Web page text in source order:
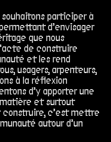
participer à
d’envisager
que nous
de construire
et les rend
usagers, arpenteurs,
à la réflexion
d’y apporter une
et surtout
construire, c’est mettre
autour d’un